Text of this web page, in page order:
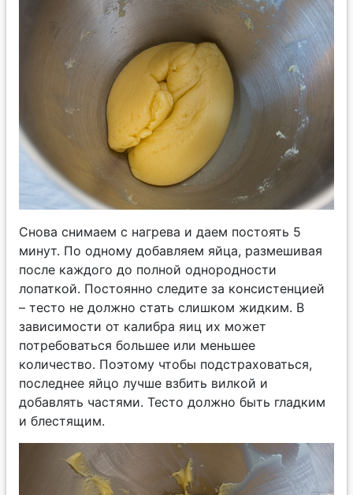
Снова снимаем с нагрева и даем постоять 5
минут. По одному добавляем яйца, размешивая
после каждого до полной однородности
лопаткой. Постоянно следите за консистенцией
– тесто не должно стать слишком жидким. В
зависимости от калибра яиц их может
потребоваться большее или меньшее
количество. Поэтому чтобы подстраховаться,
последнее яйцо лучше взбить вилкой и
добавлять частями. Тесто должно быть гладким
и блестящим.